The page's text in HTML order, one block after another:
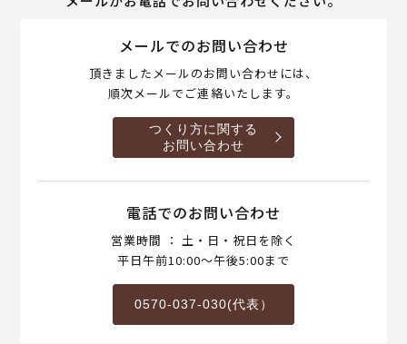
メールでのお問い合わせ
頂きましたメールのお問い合わせには、
順次メールでご連絡いたします。
つくり方に関する
お問い合わせ
電話でのお問い合わせ
営業時間 ： 土・日・祝日を除く
平日午前10:00～午後5:00まで
0570-037-030(代表）